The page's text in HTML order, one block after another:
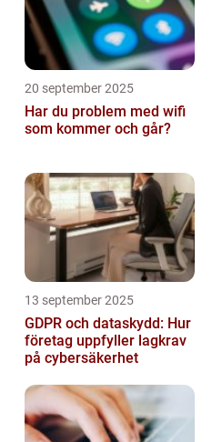
20 september 2025
Har du problem med wifi
som kommer och går?
13 september 2025
GDPR och dataskydd: Hur
företag uppfyller lagkrav
på cybersäkerhet